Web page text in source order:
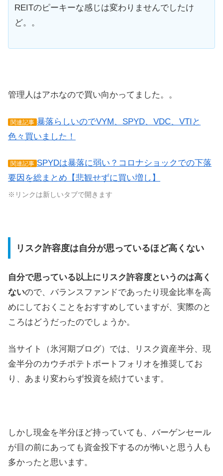
REITのピーキーな感じは変わりませんでしたけ
ど。。
管理人はアホなので買い向かってました。。
関連記事 暴落らしいのでVYM、SPYD、VDC、VTIと
色々買いました！
関連記事 SPYDは暴落に弱い？コロナショックでの下落
要因を総まとめ【悲観せずに買い増し】
※リンクは新しいタブで開きます
リスク許容度は自分が思っているほど高くない
自分で思っている以上にリスク許容度というのは高く
ないので、バランスファンドであったり現金比率を高
めにしておくことをおすすめしていますが、実際のと
ころはどうだったのでしょうか。
当サイト（氷河期ブログ）では、リスク資産半分、現
金半分のカウチポテトポートフォリオを推奨してお
り、あまり変わらず投資を続けています。
しかし現金を半分ほど持っていても、バーゲンセール
が目の前にあっても資金投下するのが怖いと思う人も
多かったと思います。